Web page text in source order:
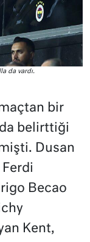
da vardı.
bir
belirttiği
Dusan
Becao
Kent,